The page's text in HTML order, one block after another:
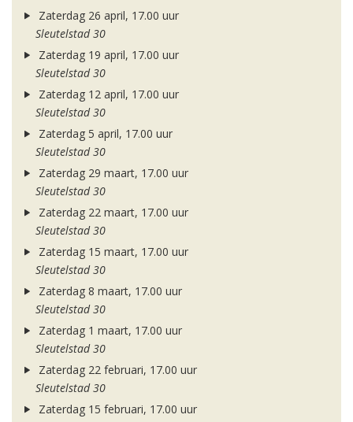
Zaterdag 26 april, 17.00 uur
Sleutelstad 30
Zaterdag 19 april, 17.00 uur
Sleutelstad 30
Zaterdag 12 april, 17.00 uur
Sleutelstad 30
Zaterdag 5 april, 17.00 uur
Sleutelstad 30
Zaterdag 29 maart, 17.00 uur
Sleutelstad 30
Zaterdag 22 maart, 17.00 uur
Sleutelstad 30
Zaterdag 15 maart, 17.00 uur
Sleutelstad 30
Zaterdag 8 maart, 17.00 uur
Sleutelstad 30
Zaterdag 1 maart, 17.00 uur
Sleutelstad 30
Zaterdag 22 februari, 17.00 uur
Sleutelstad 30
Zaterdag 15 februari, 17.00 uur